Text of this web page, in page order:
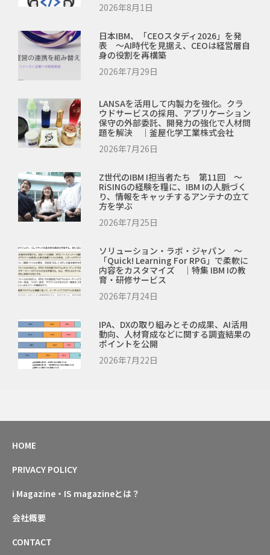
2026年8月1日
日本IBM、「CEOスタディ2026」を発
表 ～AI時代を見据え、CEOは経営層自
身の役割を再構築
2026年7月29日
LANSAを活用して内製力を強化。クラ
ウドサービスの採用、アプリケーション
保守の外部委託、開発力の強化で人材問
題を解決 ｜釜屋化学工業株式会社
2026年7月26日
Z世代のIBM I担当者たち 第11回 ～
RiSINGの経験を糧に、IBM Iの人脈づく
り、情報をキャッチするアンテナの立て
方を学ぶ
2026年7月25日
ソリューション・ラボ・ジャパン ～
「Quick! Learning For RPG」で柔軟に
内容をカスタマイズ ｜特集 IBM Iの教
育・研修サービス
2026年7月24日
IPA、DXの取り組みとその成果、AI活用
動向、人材育成などに関する調査結果の
ポイントを公開
2026年7月22日
HOME
PRIVACY POLICY
i Magazine・IS magazineとは？
会社概要
CONTACT